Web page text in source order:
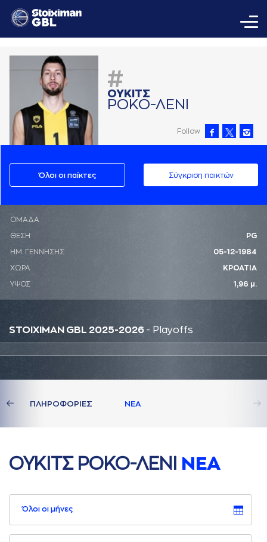
#
ΟΥΚΙΤΣ
ΡΟΚΟ-ΛΕΝΙ
Follow
Όλοι οι παίκτες Σύγκριση παικτών
ΟΜΑΔΑ
ΘΕΣΗ PG
ΗΜ. ΓΕΝΝΗΣΗΣ 05-12-1984
ΧΩΡΑ ΚΡΟΑΤΙΑ
ΥΨΟΣ 1,96 μ.
STOIXIMAN GBL 2025-2026 - Playoffs
ΠΛΗΡΟΦΟΡΙΕΣ ΝΕA
ΟΥΚΙΤΣ ΡΟΚΟ-ΛΕΝΙ ΝΕA
Όλοι οι μήνες